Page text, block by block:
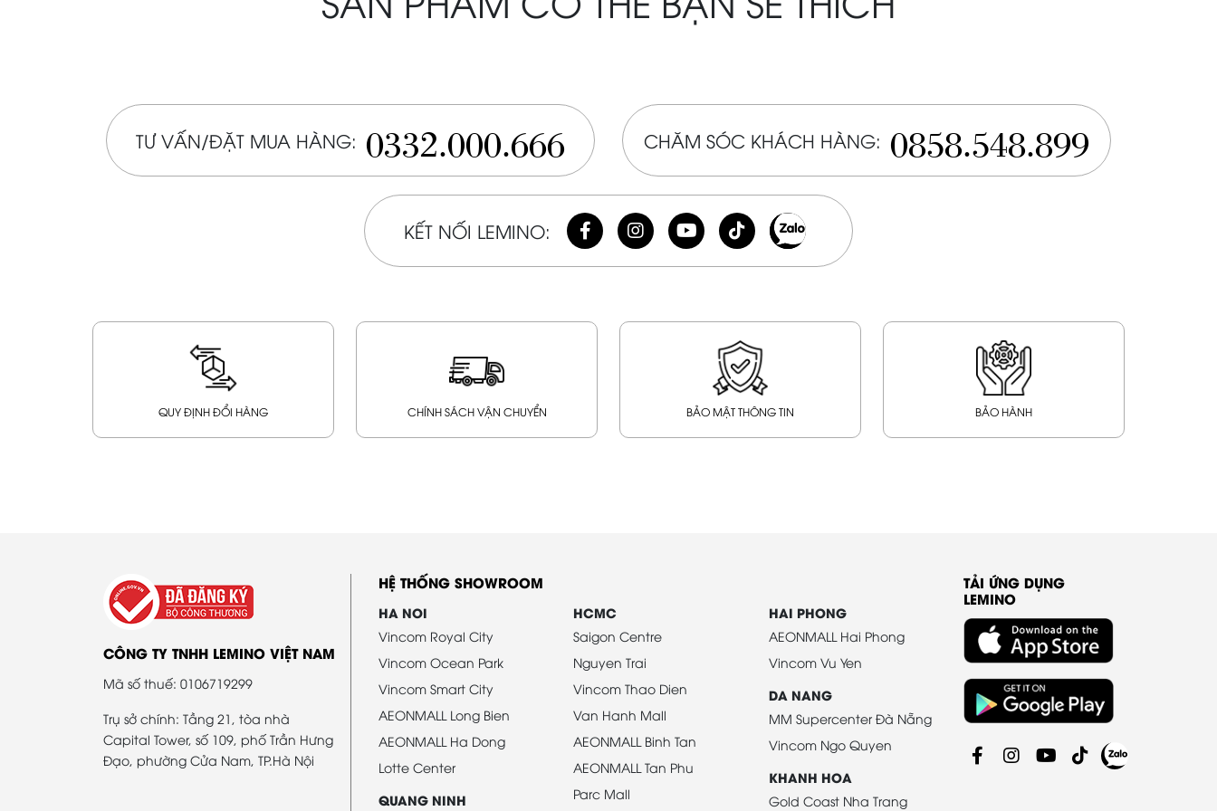
TƯ VẤN/ĐẶT MUA HÀNG: 0332.000.666 CHĂM SÓC KHÁCH HÀNG: 0858.548.899
KẾT NỐI LEMINO:
QUY ĐỊNH ĐỔI HÀNG CHÍNH SÁCH VẬN CHUYỂN BẢO MẬT THÔNG TIN BẢO HÀNH
CÔNG TY TNHH LEMINO VIỆT NAM
Mã số thuế: 0106719299
Trụ sở chính: Tầng 21, tòa nhà
Capital Tower, số 109, phố Trần Hưng
Đạo, phường Cửa Nam, TP.Hà Nội
HỆ THỐNG SHOWROOM
HA NOI
Vincom Royal City
Vincom Ocean Park
Vincom Smart City
AEONMALL Long Bien
AEONMALL Ha Dong
Lotte Center
QUANG NINH
HCMC
Saigon Centre
Nguyen Trai
Vincom Thao Dien
Van Hanh Mall
AEONMALL Binh Tan
AEONMALL Tan Phu
Parc Mall
HAI PHONG
AEONMALL Hai Phong
Vincom Vu Yen
DA NANG
MM Supercenter Đà Nẵng
Vincom Ngo Quyen
KHANH HOA
Gold Coast Nha Trang
TẢI ỨNG DỤNG
LEMINO